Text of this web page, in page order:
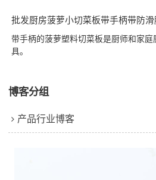
批发厨房菠萝小切菜板带手柄带防
带手柄的菠萝塑料切菜板是厨师和家
具。
博客分组
产品行业博客